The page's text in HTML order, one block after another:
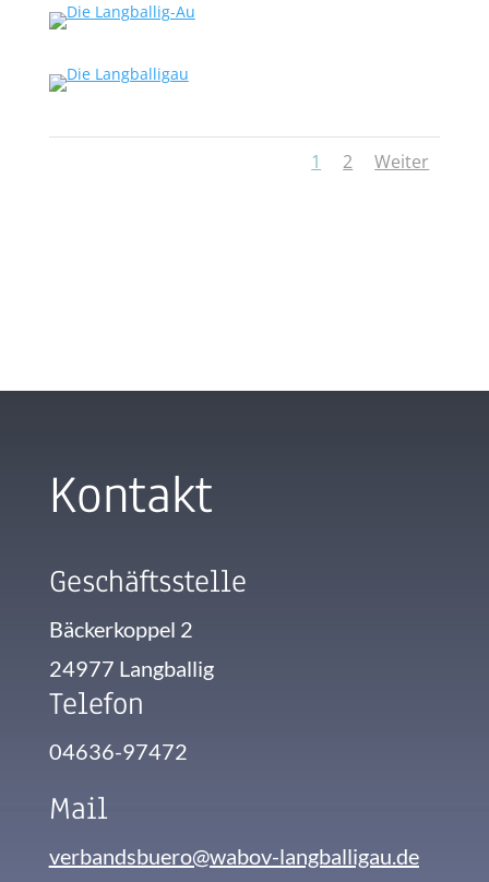
1 2 Weiter
Kontakt
Geschäftsstelle
Bäckerkoppel 2
24977 Langballig
Telefon
04636-97472
Mail
verbandsbuero@wabov-langballigau.de